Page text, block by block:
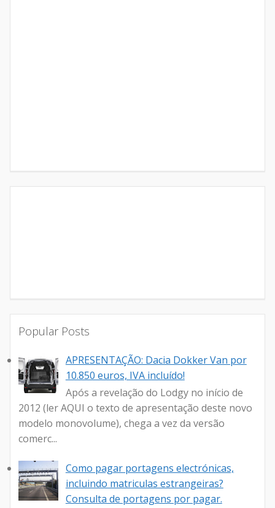
Popular Posts
APRESENTAÇÃO: Dacia Dokker Van por
10.850 euros, IVA incluído!
Após a revelação do Lodgy no início de
2012 (ler AQUI o texto de apresentação deste novo
modelo monovolume), chega a vez da versão
comerc...
Como pagar portagens electrónicas,
incluindo matriculas estrangeiras?
Consulta de portagens por pagar.